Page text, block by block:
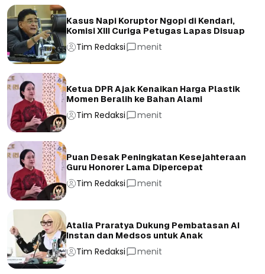
Kasus Napi Koruptor Ngopi di Kendari,
Komisi XIII Curiga Petugas Lapas Disuap
Tim Redaksi menit
Ketua DPR Ajak Kenaikan Harga Plastik
Momen Beralih ke Bahan Alami
Tim Redaksi menit
Puan Desak Peningkatan Kesejahteraan
Guru Honorer Lama Dipercepat
Tim Redaksi menit
Atalia Praratya Dukung Pembatasan AI
Instan dan Medsos untuk Anak
Tim Redaksi menit